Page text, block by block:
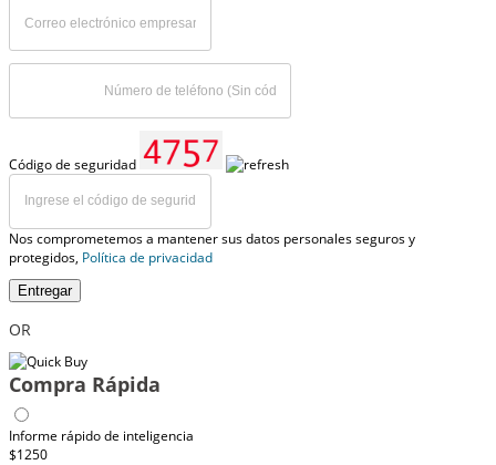
Código de seguridad
Nos comprometemos a mantener sus datos personales seguros y
protegidos, Política de privacidad
Entregar
OR
Compra Rápida
Informe rápido de inteligencia
$1250